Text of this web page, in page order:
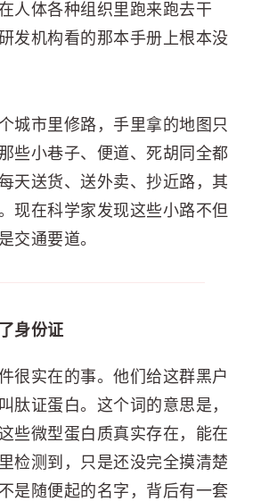
人体各种组织里跑来跑去干
发机构看的那本手册上根本没
城市里修路，手里拿的地图只
些小巷子、便道、死胡同全都
天送货、送外卖、抄近路，其
现在科学家发现这些小路不但
交通要道。
身份证
很实在的事。他们给这群黑户
肽证蛋白。这个词的意思是，
些微型蛋白质真实存在，能在
检测到，只是还没完全摸清楚
是随便起的名字，背后有一套